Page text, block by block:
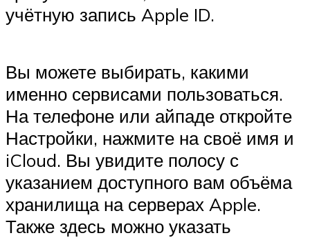
учётную запись Apple ID.
Вы можете выбирать, какими
именно сервисами пользоваться.
На телефоне или айпаде откройте
Настройки, нажмите на своё имя и
iCloud. Вы увидите полосу с
указанием доступного вам объёма
хранилища на серверах Apple.
Также здесь можно указать